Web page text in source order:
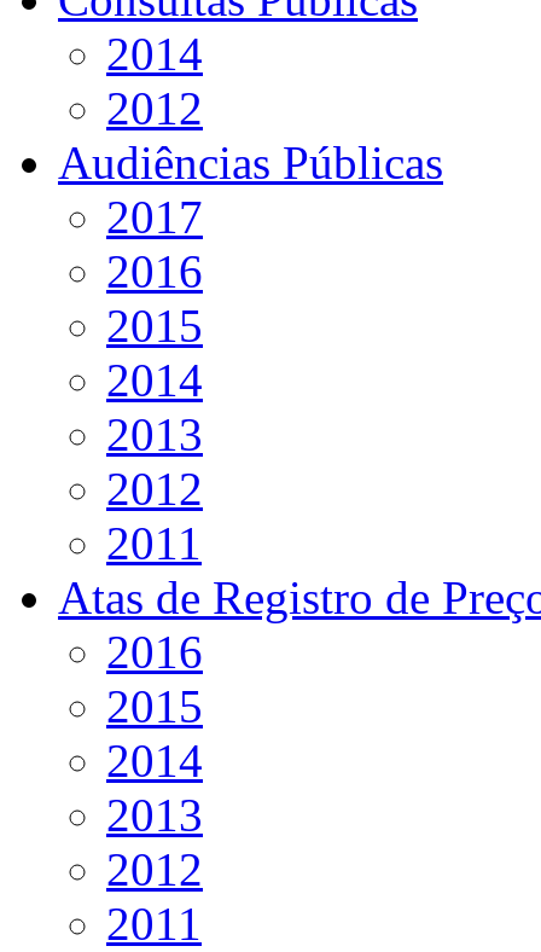
2014
2012
Audiências Públicas
2017
2016
2015
2014
2013
2012
2011
Atas de Registro de
2016
2015
2014
2013
2012
2011